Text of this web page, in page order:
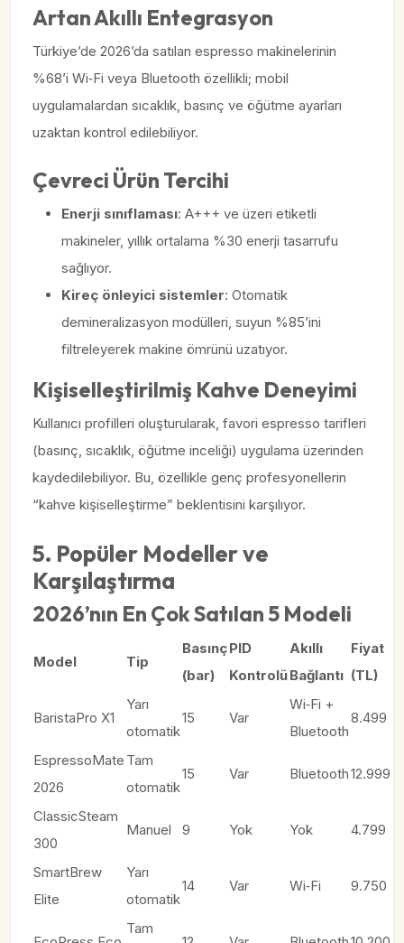
Artan Akıllı Entegrasyon
Türkiye’de 2026’da satılan espresso makinelerinin
%68’i Wi‑Fi veya Bluetooth özellikli; mobil
uygulamalardan sıcaklık, basınç ve öğütme ayarları
uzaktan kontrol edilebiliyor.
Çevreci Ürün Tercihi
Enerji sınıflaması: A+++ ve üzeri etiketli
makineler, yıllık ortalama %30 enerji tasarrufu
sağlıyor.
Kireç önleyici sistemler: Otomatik
demineralizasyon modülleri, suyun %85’ini
filtreleyerek makine ömrünü uzatıyor.
Kişiselleştirilmiş Kahve Deneyimi
Kullanıcı profilleri oluşturularak, favori espresso tarifleri
(basınç, sıcaklık, öğütme inceliği) uygulama üzerinden
kaydedilebiliyor. Bu, özellikle genç profesyonellerin
“kahve kişiselleştirme” beklentisini karşılıyor.
5. Popüler Modeller ve
Karşılaştırma
2026’nın En Çok Satılan 5 Modeli
Model Tip
Basınç
(bar)
PID
Kontrolü
Akıllı
Bağlantı
Fiyat
(TL)
BaristaPro X1
Yarı
otomatik
15 Var
Wi‑Fi +
Bluetooth
8.499
EspressoMate
2026
Tam
otomatik
15 Var Bluetooth12.999
ClassicSteam
300
Manuel 9 Yok Yok 4.799
SmartBrew
Elite
Yarı
otomatik
14 Var Wi‑Fi 9.750
Tam